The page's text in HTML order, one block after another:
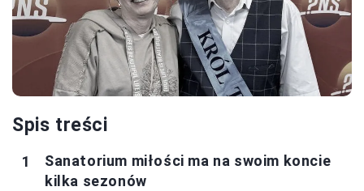
Spis treści
Sanatorium miłości ma na swoim koncie
kilka sezonów